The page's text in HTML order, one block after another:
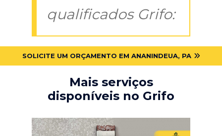
qualificados Grifo:
SOLICITE UM ORÇAMENTO EM ANANINDEUA, PA
Mais serviços
disponíveis no Grifo